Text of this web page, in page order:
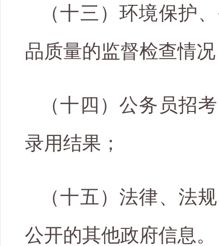
（十三）环境保护
品质量的监督检查情
（十四）公务员招
录用结果；
（十五）法律、法
公开的其他政府信息。